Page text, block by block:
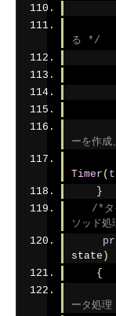
る */
ーを作
Timer (
}
/*タ
ソッド
state )
{
ータ処